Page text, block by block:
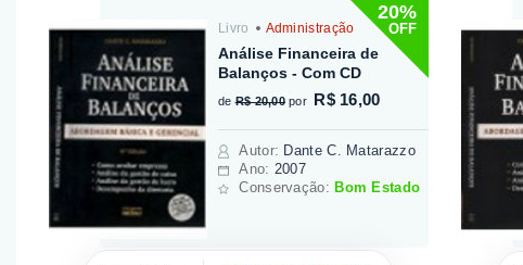
20%
OFF
Livro Administração
Análise Financeira de
Balanços - Com CD
de R$ 20,00 por R$ 16,00
Autor: Dante C. Matarazzo
Ano: 2007
Conservação: Bom Estado